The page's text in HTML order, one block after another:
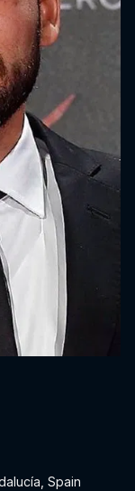
Spain